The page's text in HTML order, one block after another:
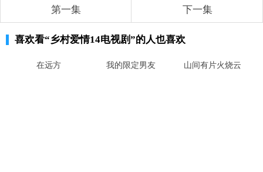
第一集 下一集
喜欢看“乡村爱情14电视剧”的人也喜欢
在远方 我的限定男友 山间有片火烧云